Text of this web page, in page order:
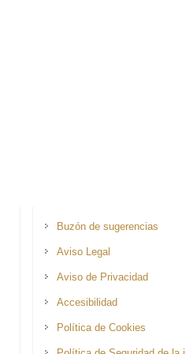
Buzón de sugerencias
Aviso Legal
Aviso de Privacidad
Accesibilidad
Política de Cookies